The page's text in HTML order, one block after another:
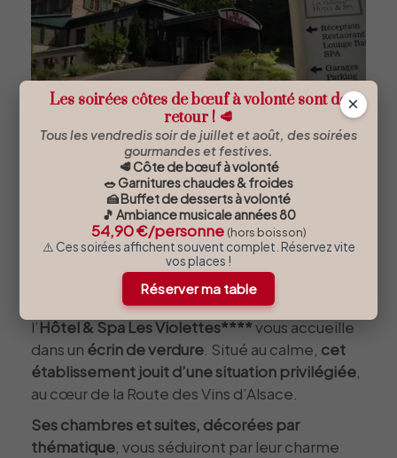
×
Les soirées côtes de bœuf à volonté sont de
retour ! 🥩
Tous les vendredis soir de juillet et août, des soirées
gourmandes et festives.
🥩 Côte de bœuf à volonté
🥗 Garnitures chaudes & froides
🍰 Buffet de desserts à volonté
🎵 Ambiance musicale années 80
54,90 €/personne (hors boisson)
⚠️ Ces soirées affichent souvent complet. Réservez vite
vos places !
Réserver ma table
L’Hôtel & Spa Les Violettes
pour un séjour raffiné dans un
écrin de verdure
À quelques minutes de La Ferme des Moines,
l’Hôtel & Spa Les Violettes****vous accueille
dans un écrin de verdure . Situé au calme, cet
établissement jouit d’une situation privilégiée
au cœur de la Route des Vins d’Alsace.
Ses chambres et suites, décorées par
thématique , vous séduiront par leur charme